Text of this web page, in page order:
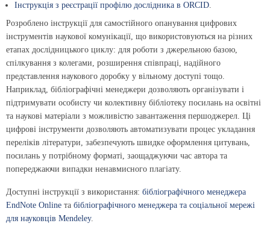
Інструкція з реєстрації профілю дослідника в ORCID.
Розроблено інструкції для самостійного опанування цифрових
інструментів наукової комунікації, що використовуються на різних
етапах дослідницького циклу: для роботи з джерельною базою,
спілкування з колегами, розширення співпраці, надійного
представлення наукового доробку у вільному доступі тощо.
Наприклад, бібліографічні менеджери дозволяють організувати і
підтримувати особисту чи колективну бібліотеку посилань на освітні
та наукові матеріали з можливістю завантаження першоджерел. Ці
цифрові інструменти дозволяють автоматизувати процес укладання
переліків літератури, забезпечують швидке оформлення цитувань,
посилань у потрібному форматі, заощаджуючи час автора та
попереджаючи випадки ненавмисного плагіату.
Доступні інструкції з використання: бібліографічного менеджера
EndNote Online та бібліографічного менеджера та соціальної мережі
для науковців Mendeley.